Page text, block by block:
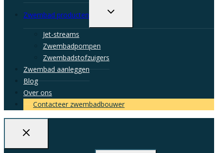
Zwembad producten
Toggle
menu
Jet-streams
Zwembadpompen
Zwembadstofzuigers
Zwembad aanleggen
Blog
Over ons
Contacteer zwembadbouwer